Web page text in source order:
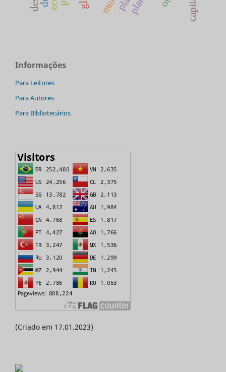
Informações
Para Leitores
Para Autores
Para Bibliotecários
(Criado em 17.01.2023)